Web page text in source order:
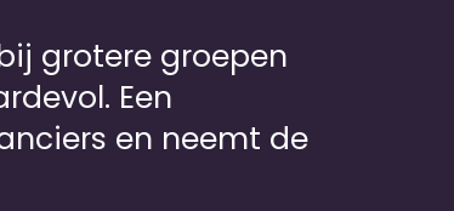
grotere groepen
Een
en neemt de